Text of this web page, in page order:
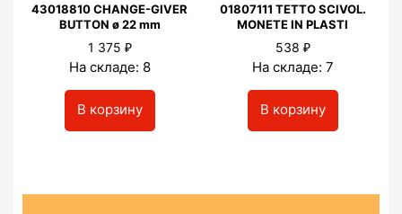
43018810 CHANGE-GIVER
BUTTON ø 22 mm
1 375 ₽
На складе: 8
В корзину
01807111 TETTO SCIVOL.
MONETE IN PLASTI
538 ₽
На складе: 7
В корзину